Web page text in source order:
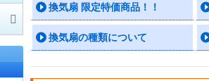
換気扇 限定特価商品！！
換気扇の種類について